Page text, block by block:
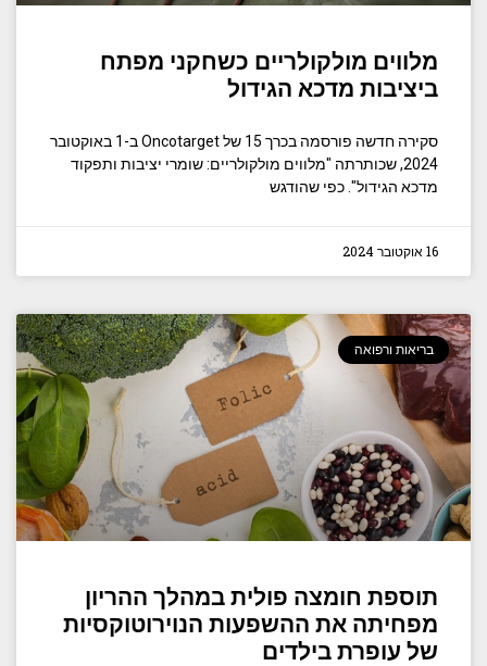
מלווים מולקולריים כשחקני מפתח
ביציבות מדכא הגידול
סקירה חדשה פורסמה בכרך 15 של Oncotarget ב-1 באוקטובר
2024, שכותרתה "מלווים מולקולריים: שומרי יציבות ותפקוד
מדכא הגידול". כפי שהודגש
16 אוקטובר 2024
בריאות ורפואה
תוספת חומצה פולית במהלך ההריון
מפחיתה את ההשפעות הנוירוטוקסיות
של עופרת בילדים